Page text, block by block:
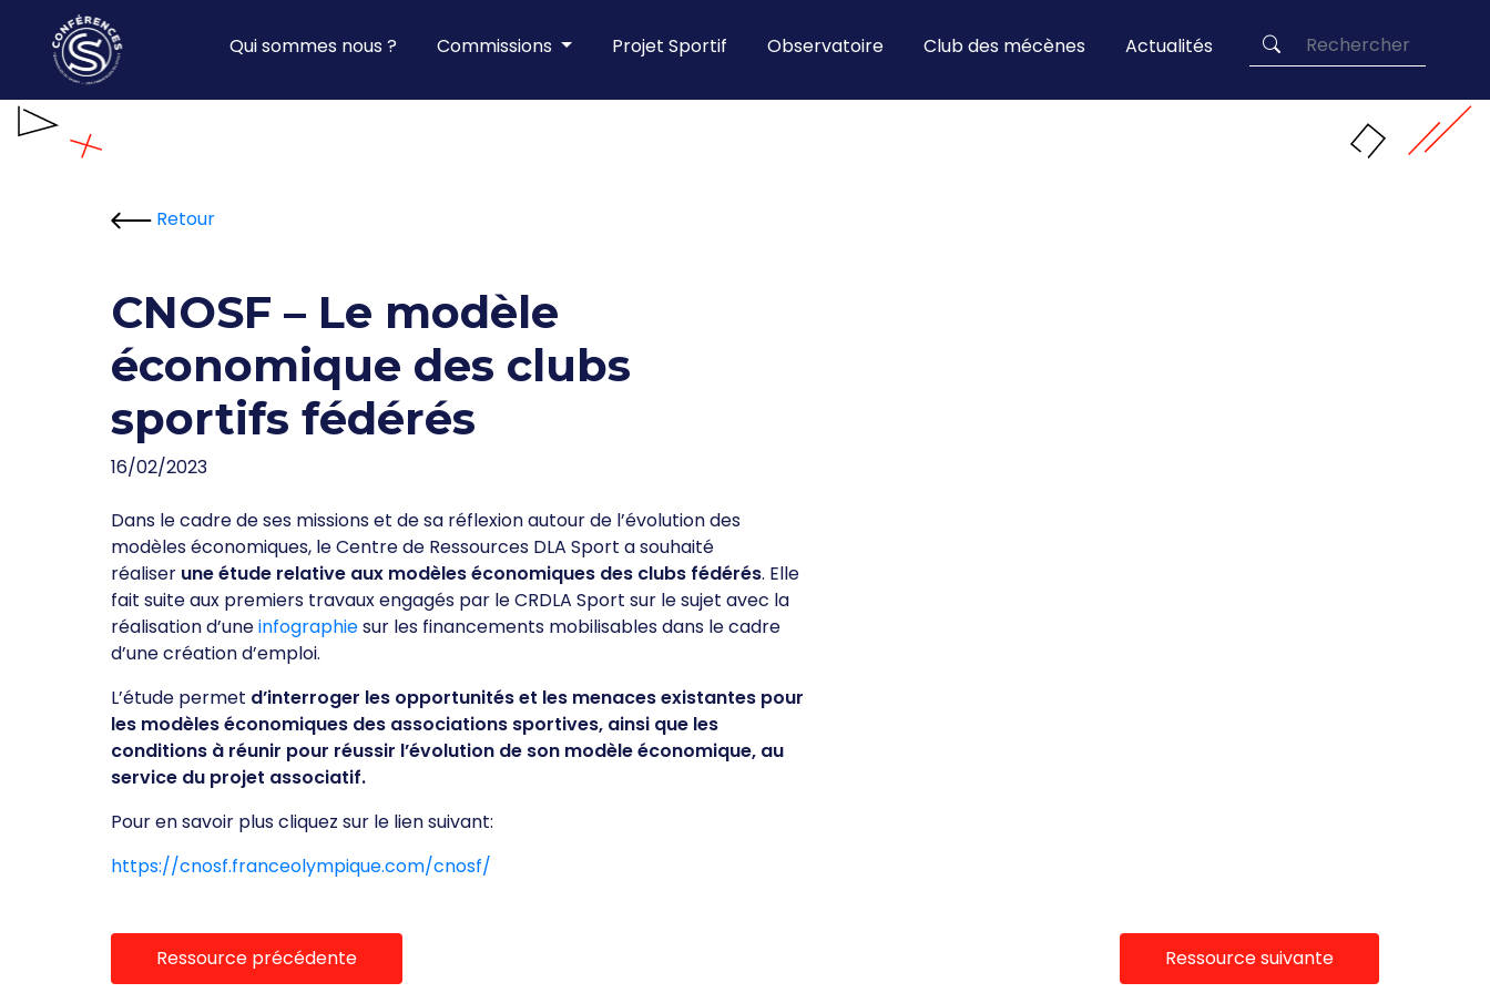
Qui sommes nous ? Commissions Projet Sportif Observatoire Club des mécènes ActualitésRechercher
Retour
CNOSF – Le modèle
économique des clubs
sportifs fédérés
16/02/2023
Dans le cadre de ses missions et de sa réflexion autour de l’évolution des
modèles économiques, le Centre de Ressources DLA Sport a souhaité
réaliser une étude relative aux modèles économiques des clubs fédérés. Elle
fait suite aux premiers travaux engagés par le CRDLA Sport sur le sujet avec la
réalisation d’uneinfographiesur les financements mobilisables dans le cadre
d’une création d’emploi.
L’étude permet d’interroger les opportunités et les menaces existantes pour
les modèles économiques des associations sportives, ainsi que les
conditions à réunir pour réussir l’évolution de son modèle économique, au
service du projet associatif.
Pour en savoir plus cliquez sur le lien suivant:
https://cnosf.franceolympique.com/cnosf/
Ressource précédente Ressource suivante